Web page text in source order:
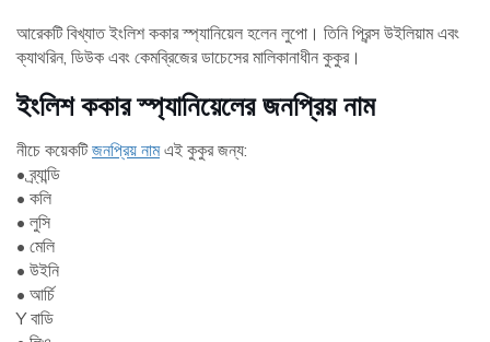
আরেকটি বিখ্যাত ইংলিশ ককার স্প্যানিয়েল হলেন লুপো। তিনি প্রিন্স উইলিয়াম এবং
ক্যাথরিন, ডিউক এবং কেমব্রিজের ডাচেসের মালিকানাধীন কুকুর।
ইংলিশ ককার স্প্যানিয়েলের জনপ্রিয় নাম
নীচে কয়েকটিজনপ্রিয় নামএই কুকুর জন্য:
• ব্র্যান্ডি
• কলি
• লুসি
• মেলি
• উইনি
• আর্চি
Y বাডি